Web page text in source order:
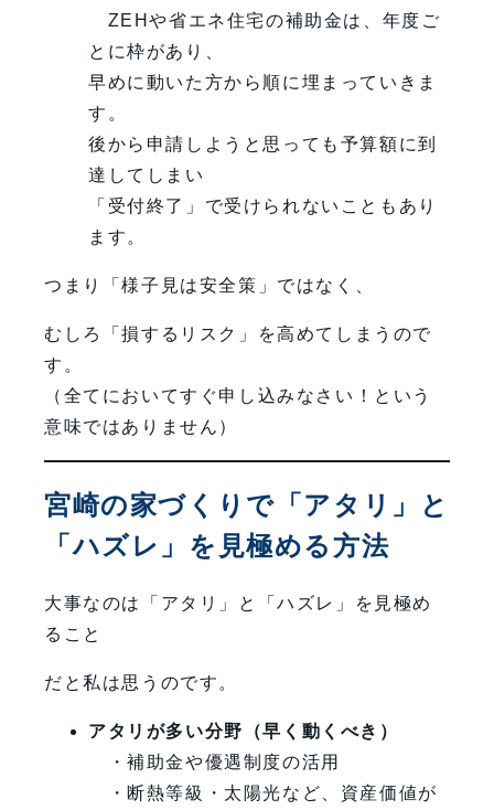
ZEHや省エネ住宅の補助金は、年度ご
とに枠があり、
早めに動いた方から順に埋まっていきま
す。
後から申請しようと思っても予算額に到
達してしまい
「受付終了」で受けられないこともあり
ます。
つまり「様子見は安全策」ではなく、
むしろ「損するリスク」を高めてしまうので
す。
（全てにおいてすぐ申し込みなさい！という
意味ではありません）
宮崎の家づくりで「アタリ」と
「ハズレ」を見極める方法
大事なのは「アタリ」と「ハズレ」を見極め
ること
だと私は思うのです。
アタリが多い分野（早く動くべき）
・補助金や優遇制度の活用
・断熱等級・太陽光など、資産価値が